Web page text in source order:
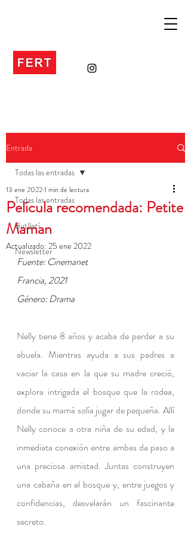
Entrada
Todas las entradas
Butlletí
Newsletter
Todas las entradas
Película recomendada: Petite
Maman
13 ene 20221 min de lectura
Actualizado: 25 ene 2022
Fuente: Cinemanet
Francia, 2021
Género: Drama
Nelly tiene 8 años y acaba de perder a su
abuela. Mientras ayuda a sus padres a
vaciar la casa en la que su madre creció,
explora intrigada el bosque que la rodea,
donde su mamá solía jugar de pequeña. Allí
Nelly conoce a otra niña de su edad, y la
inmediata conexión entre ambas da paso a
una preciosa amistad. Juntas construyen
una cabaña en el bosque y, entre juegos y
confidencias, desvelarán un fascinante
secreto.